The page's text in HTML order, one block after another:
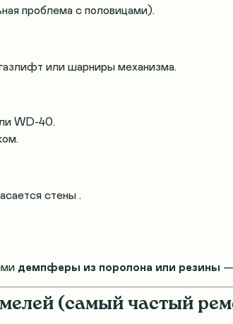
проблема с половицами).
или шарниры механизма.
WD-40.
.
стены .
демпферы из поролона или резины —
(самый частый